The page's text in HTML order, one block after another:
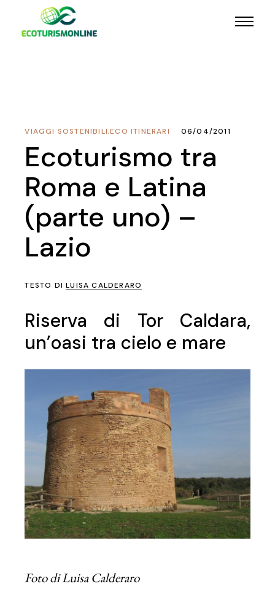
ECO ITINERARI
,
VIAGGI SOSTENIBILI 06/04/2011
Ecoturismo tra
Roma e Latina
(parte uno) –
Lazio
TESTO DILUISA CALDERARO
Riserva di Tor Caldara,
un’oasi tra cielo e mare
Foto di Luisa Calderaro